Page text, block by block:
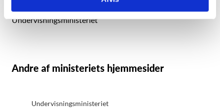
Undervisningsministeriet
Andre af ministeriets hjemmesider
Undervisningsministeriet